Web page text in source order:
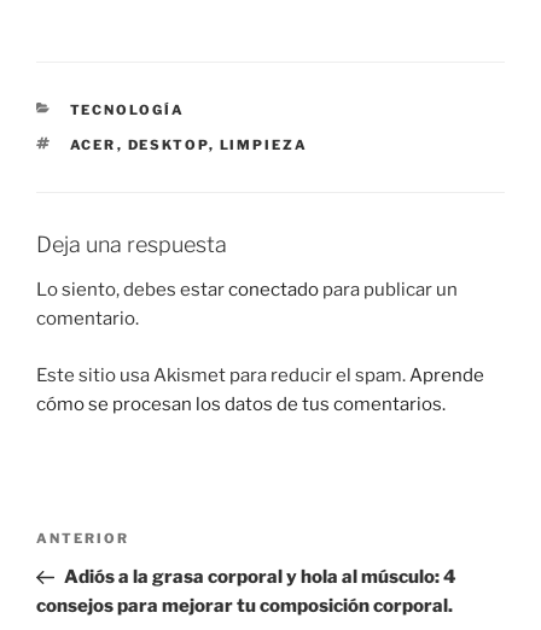
CATEGORÍAS
TECNOLOGÍA
ETIQUETAS
ACER , DESKTOP, LIMPIEZA
Deja una respuesta
Lo siento, debes estarconectado para publicar un
comentario.
Este sitio usa Akismet para reducir el spam.Aprende
cómo se procesan los datos de tus comentarios.
Navegación
entradas
Entrada
anterior:
ANTERIOR
Adiós a la grasa corporal y hola al músculo: 4
consejos para mejorar tu composición corporal.